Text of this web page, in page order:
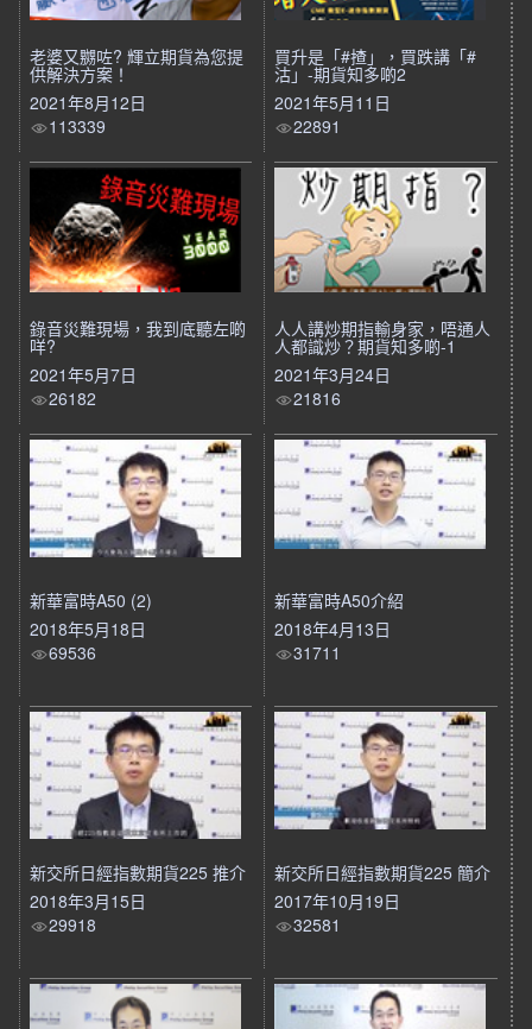
老婆又嬲咗? 輝立期貨為您提
供解決方案！
2021年8月12日
113339
買升是「#揸」，買跌講「#
沽」-期貨知多啲2
2021年5月11日
22891
錄音災難現場，我到底聽左啲
咩?
2021年5月7日
26182
人人講炒期指輸身家，唔通人
人都識炒？期貨知多啲-1
2021年3月24日
21816
新華富時A50 (2)
2018年5月18日
69536
新華富時A50介紹
2018年4月13日
31711
新交所日經指數期貨225 推介
2018年3月15日
29918
新交所日經指數期貨225 簡介
2017年10月19日
32581